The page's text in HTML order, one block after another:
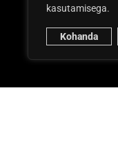
kasutamisega.
Kohanda